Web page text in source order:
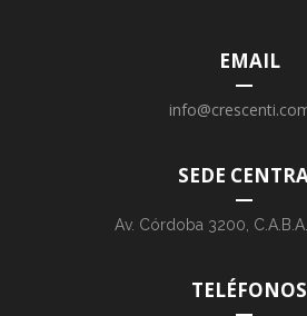
EMAIL
SEDE
Av. Córdoba 3200,
TELÉFONOS